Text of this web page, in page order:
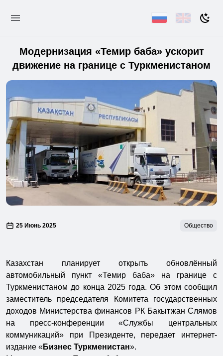
Модернизация «Темир баба» ускорит
движение на границе с Туркменистаном
25 Июнь 2025 Общество
Казахстан планирует открыть обновлённый
автомобильный пункт «Темир баба» на границе с
Туркменистаном до конца 2025 года. Об этом сообщил
заместитель председателя Комитета государственных
доходов Министерства финансов РК Бакытжан Слямов
на пресс-конференции «Службы центральных
коммуникаций» при Президенте, передает интернет-
издание «Бизнес Туркменистан».